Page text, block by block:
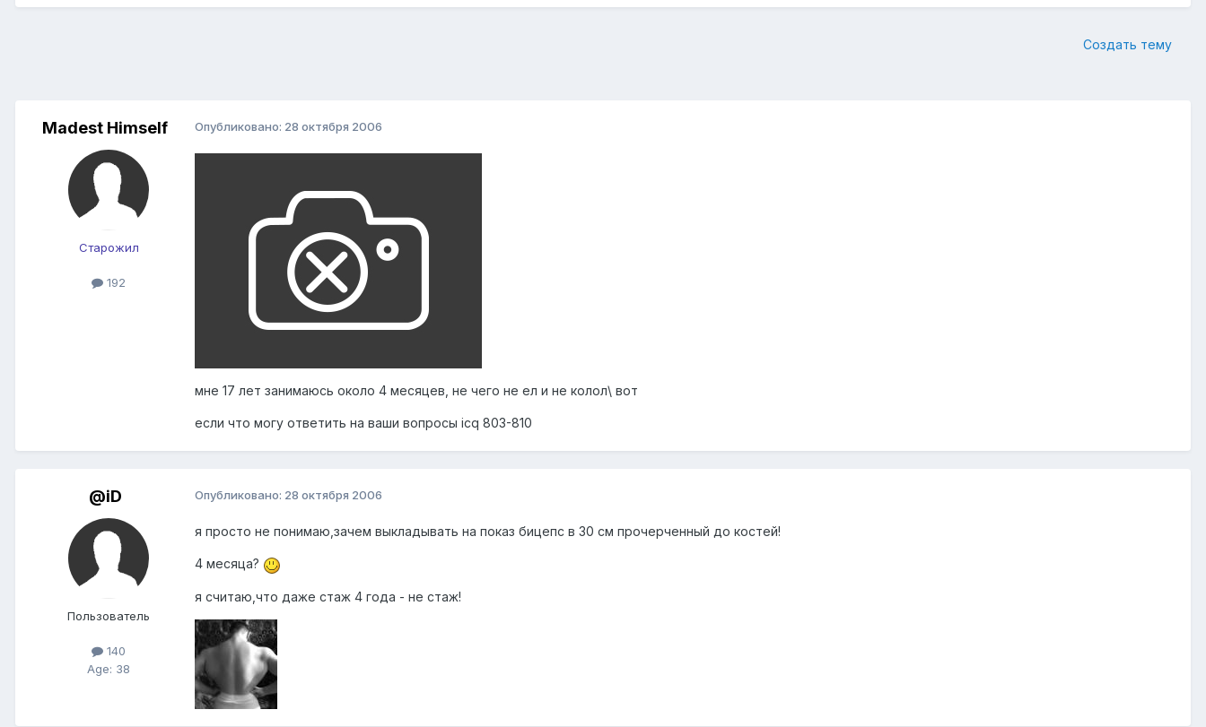
Создать тему
Madest Himself
Старожил
192
Опубликовано: 28 октября 2006
мне 17 лет занимаюсь около 4 месяцев, не чего не ел и не колол\ вот
если что могу ответить на ваши вопросы icq 803-810
@iD
Пользователь
140
Age: 38
Опубликовано: 28 октября 2006
я просто не понимаю,зачем выкладывать на показ бицепс в 30 см прочерченный до костей!
4 месяца?
я считаю,что даже стаж 4 года - не стаж!